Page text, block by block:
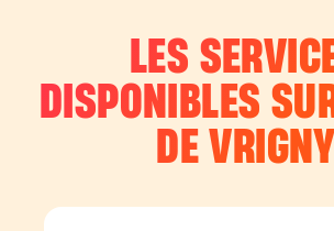
LES
DISPONIBLES
DE VRIGNY